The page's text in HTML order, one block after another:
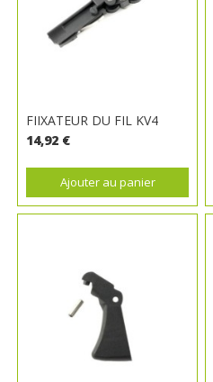
FIIXATEUR DU FIL KV4
14,92 €
Ajouter au panier